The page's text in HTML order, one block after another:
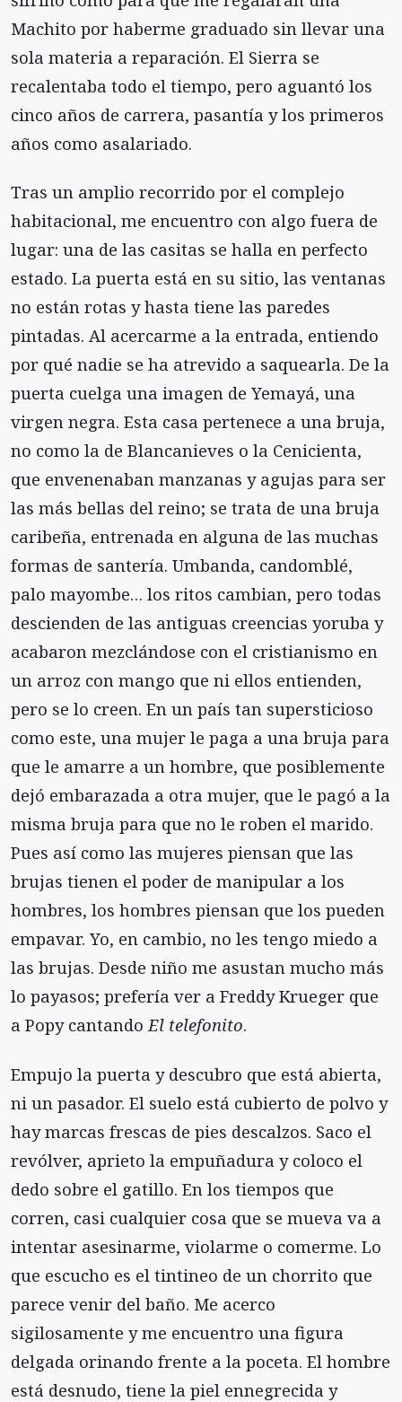
Machito por haberme graduado sin llevar una
sola materia a reparación. El Sierra se
recalentaba todo el tiempo, pero aguantó los
cinco años de carrera, pasantía y los primeros
años como asalariado.
Tras un amplio recorrido por el complejo
habitacional, me encuentro con algo fuera de
lugar: una de las casitas se halla en perfecto
estado. La puerta está en su sitio, las ventanas
no están rotas y hasta tiene las paredes
pintadas. Al acercarme a la entrada, entiendo
por qué nadie se ha atrevido a saquearla. De la
puerta cuelga una imagen de Yemayá, una
virgen negra. Esta casa pertenece a una bruja,
no como la de Blancanieves o la Cenicienta,
que envenenaban manzanas y agujas para ser
las más bellas del reino; se trata de una bruja
caribeña, entrenada en alguna de las muchas
formas de santería. Umbanda, candomblé,
palo mayombe… los ritos cambian, pero todas
descienden de las antiguas creencias yoruba y
acabaron mezclándose con el cristianismo en
un arroz con mango que ni ellos entienden,
pero se lo creen. En un país tan supersticioso
como este, una mujer le paga a una bruja para
que le amarre a un hombre, que posiblemente
dejó embarazada a otra mujer, que le pagó a la
misma bruja para que no le roben el marido.
Pues así como las mujeres piensan que las
brujas tienen el poder de manipular a los
hombres, los hombres piensan que los pueden
empavar. Yo, en cambio, no les tengo miedo a
las brujas. Desde niño me asustan mucho más
lo payasos; prefería ver a Freddy Krueger que
a Popy cantandoEl telefonito.
Empujo la puerta y descubro que está abierta,
ni un pasador. El suelo está cubierto de polvo y
hay marcas frescas de pies descalzos. Saco el
revólver, aprieto la empuñadura y coloco el
dedo sobre el gatillo. En los tiempos que
corren, casi cualquier cosa que se mueva va a
intentar asesinarme, violarme o comerme. Lo
que escucho es el tintineo de un chorrito que
parece venir del baño. Me acerco
sigilosamente y me encuentro una figura
delgada orinando frente a la poceta. El hombre
está desnudo, tiene la piel ennegrecida y